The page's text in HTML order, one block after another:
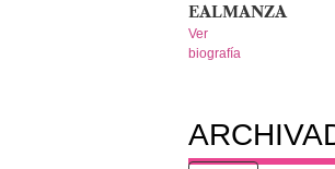
EALMANZA
Ver
biografía